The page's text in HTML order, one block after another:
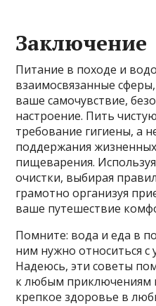
Заключение
Питание в походе и
взаимосвязанные
ваше самочувствие,
настроение. Пить
требование гигиены, а
поддержания
пищеварения.
очистки, выбирая
грамотно организуя
ваше путешествие
Помните: вода и еда в
ним нужно относиться
Надеюсь, эти советы
к любым приключениям
крепкое здоровье в